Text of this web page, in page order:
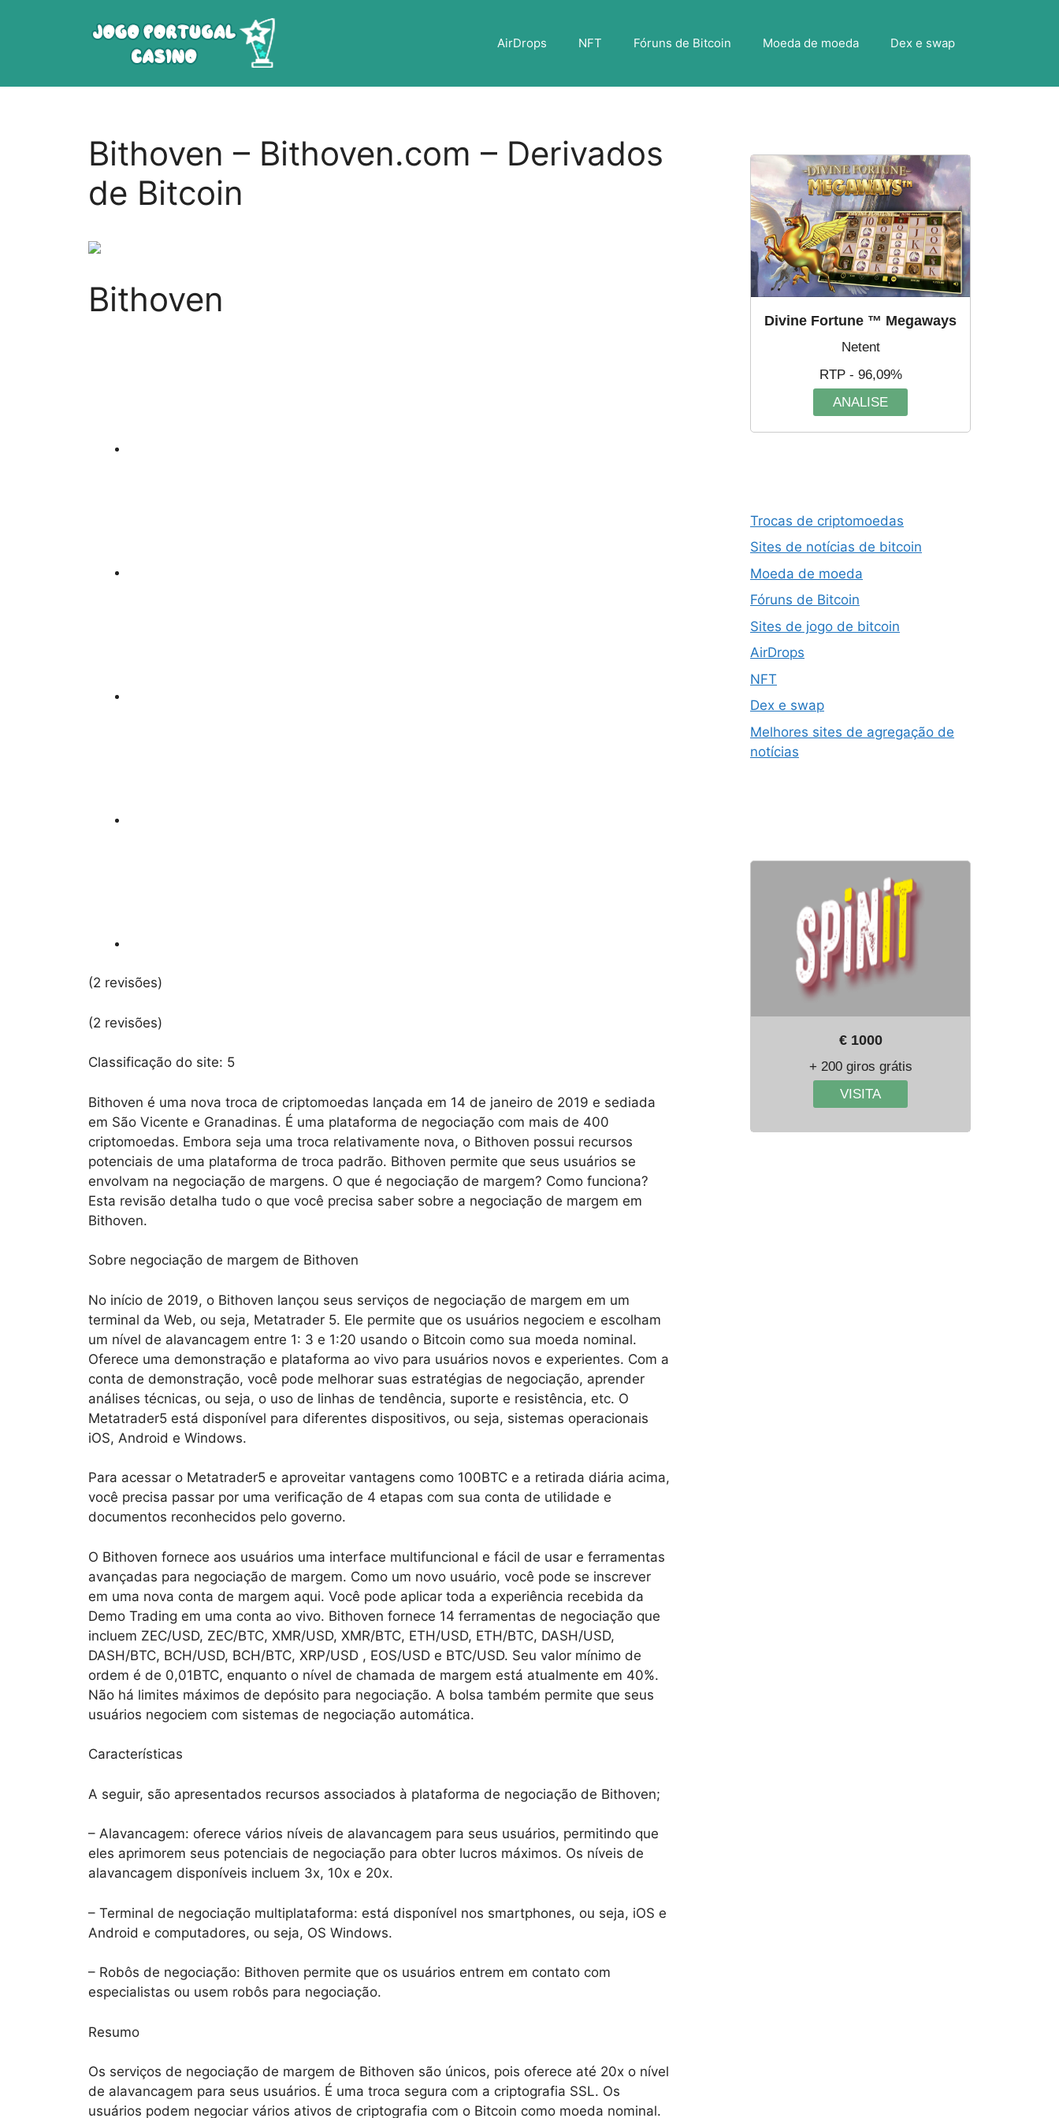
AirDrops NFT Fóruns de Bitcoin Moeda de moeda Dex e swap
Bithoven – Bithoven.com – Derivados
de Bitcoin
Bithoven
(2 revisões)
(2 revisões)
Classificação do site: 5
Bithoven é uma nova troca de criptomoedas lançada em 14 de janeiro de 2019 e sediada
em São Vicente e Granadinas. É uma plataforma de negociação com mais de 400
criptomoedas. Embora seja uma troca relativamente nova, o Bithoven possui recursos
potenciais de uma plataforma de troca padrão. Bithoven permite que seus usuários se
envolvam na negociação de margens. O que é negociação de margem? Como funciona?
Esta revisão detalha tudo o que você precisa saber sobre a negociação de margem em
Bithoven.
Sobre negociação de margem de Bithoven
No início de 2019, o Bithoven lançou seus serviços de negociação de margem em um
terminal da Web, ou seja, Metatrader 5. Ele permite que os usuários negociem e escolham
um nível de alavancagem entre 1: 3 e 1:20 usando o Bitcoin como sua moeda nominal.
Oferece uma demonstração e plataforma ao vivo para usuários novos e experientes. Com a
conta de demonstração, você pode melhorar suas estratégias de negociação, aprender
análises técnicas, ou seja, o uso de linhas de tendência, suporte e resistência, etc. O
Metatrader5 está disponível para diferentes dispositivos, ou seja, sistemas operacionais
iOS, Android e Windows.
Para acessar o Metatrader5 e aproveitar vantagens como 100BTC e a retirada diária acima,
você precisa passar por uma verificação de 4 etapas com sua conta de utilidade e
documentos reconhecidos pelo governo.
O Bithoven fornece aos usuários uma interface multifuncional e fácil de usar e ferramentas
avançadas para negociação de margem. Como um novo usuário, você pode se inscrever
em uma nova conta de margem aqui. Você pode aplicar toda a experiência recebida da
Demo Trading em uma conta ao vivo. Bithoven fornece 14 ferramentas de negociação que
incluem ZEC/USD, ZEC/BTC, XMR/USD, XMR/BTC, ETH/USD, ETH/BTC, DASH/USD,
DASH/BTC, BCH/USD, BCH/BTC, XRP/USD , EOS/USD e BTC/USD. Seu valor mínimo de
ordem é de 0,01BTC, enquanto o nível de chamada de margem está atualmente em 40%.
Não há limites máximos de depósito para negociação. A bolsa também permite que seus
usuários negociem com sistemas de negociação automática.
Características
A seguir, são apresentados recursos associados à plataforma de negociação de Bithoven;
– Alavancagem: oferece vários níveis de alavancagem para seus usuários, permitindo que
eles aprimorem seus potenciais de negociação para obter lucros máximos. Os níveis de
alavancagem disponíveis incluem 3x, 10x e 20x.
– Terminal de negociação multiplataforma: está disponível nos smartphones, ou seja, iOS e
Android e computadores, ou seja, OS Windows.
– Robôs de negociação: Bithoven permite que os usuários entrem em contato com
especialistas ou usem robôs para negociação.
Resumo
Os serviços de negociação de margem de Bithoven são únicos, pois oferece até 20x o nível
de alavancagem para seus usuários. É uma troca segura com a criptografia SSL. Os
usuários podem negociar vários ativos de criptografia com o Bitcoin como moeda nominal.
Divine Fortune ™ Megaways
Netent
RTP - 96,09%
ANALISE
Trocas de criptomoedas
Sites de notícias de bitcoin
Moeda de moeda
Fóruns de Bitcoin
Sites de jogo de bitcoin
AirDrops
NFT
Dex e swap
Melhores sites de agregação de
notícias
€ 1000
+ 200 giros grátis
VISITA